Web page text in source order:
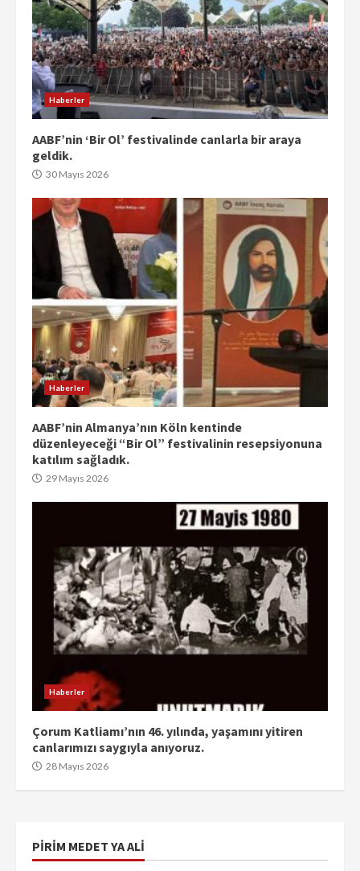
Haberler
AABF’nin ‘Bir Ol’ festivalinde canlarla bir araya
geldik.
30 Mayıs 2026
Haberler
AABF’nin Almanya’nın Köln kentinde
düzenleyeceği “Bir Ol” festivalinin resepsiyonuna
katılım sağladık.
29 Mayıs 2026
Haberler
Çorum Katliamı’nın 46. yılında, yaşamını yitiren
canlarımızı saygıyla anıyoruz.
28 Mayıs 2026
PIRIM MEDET YA ALI